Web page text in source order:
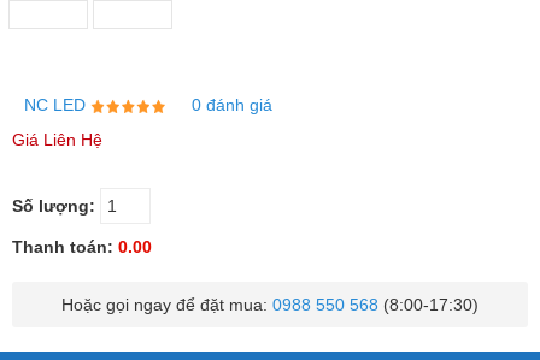
NC LED
0 đánh giá
Giá Liên Hệ
Số lượng:
Thanh toán: 0.00
Hoặc gọi ngay để đặt mua: 0988 550 568 (8:00-17:30)